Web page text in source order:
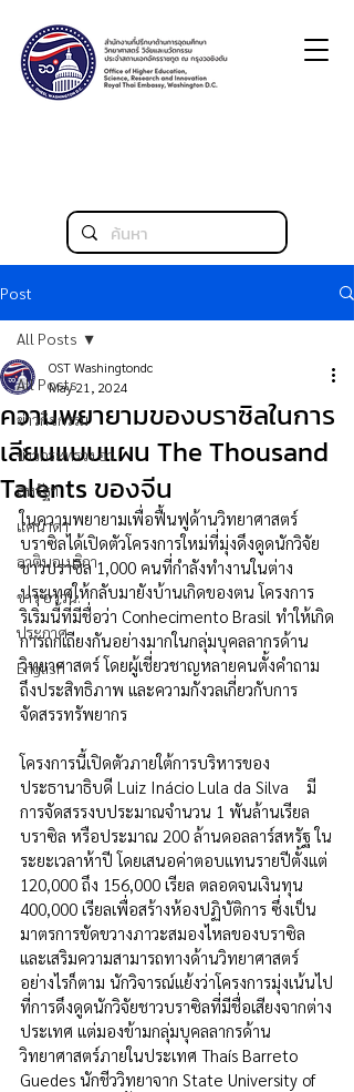
Post
All Posts
ข่าวกิจกรรม
ข่าวกระทรวง อว.
สหรัฐฯ
แคนาดา
ลาตินอเมริกา
ข่าว อววน.
ประกาศ
English
All Posts
ความพยายามของบราซิลในการ
เลียนแบบแผน The Thousand
Talents ของจีน
OST Washingtondc
May 21, 2024
ในความพยายามเพื่อฟื้นฟูด้านวิทยาศาสตร์
บราซิลได้เปิดตัวโครงการใหม่ที่มุ่งดึงดูดนักวิจัย
ชาวบราซิล 1,000 คนที่กำลังทำงานในต่าง
ประเทศให้กลับมายังบ้านเกิดของตน โครงการ
ริเริ่มนี้ที่มีชื่อว่า Conhecimento Brasil ทำให้เกิด
การถกเถียงกันอย่างมากในกลุ่มบุคลลากรด้าน
วิทยาศาสตร์ โดยผู้เชี่ยวชาญหลายคนตั้งคำถาม
ถึงประสิทธิภาพ และความกังวลเกี่ยวกับการ
จัดสรรทรัพยากร
โครงการนี้เปิดตัวภายใต้การบริหารของ
ประธานาธิบดี Luiz Inácio Lula da Silva    มี
การจัดสรรงบประมาณจำนวน 1 พันล้านเรียล
บราซิล หรือประมาณ 200 ล้านดอลลาร์สหรัฐ ใน
ระยะเวลาห้าปี โดยเสนอค่าตอบแทนรายปีตั้งแต่
120,000 ถึง 156,000 เรียล ตลอดจนเงินทุน
400,000 เรียลเพื่อสร้างห้องปฏิบัติการ ซึ่งเป็น
มาตรการขัดขวางภาวะสมองไหลของบราซิล
และเสริมความสามารถทางด้านวิทยาศาสตร์
อย่างไรก็ตาม นักวิจารณ์แย้งว่าโครงการมุ่งเน้นไป
ที่การดึงดูดนักวิจัยชาวบราซิลที่มีชื่อเสียงจากต่าง
ประเทศ แต่มองข้ามกลุ่มบุคลลากรด้าน
วิทยาศาสตร์ภายในประเทศ Thaís Barreto
Guedes นักชีววิทยาจาก State University of